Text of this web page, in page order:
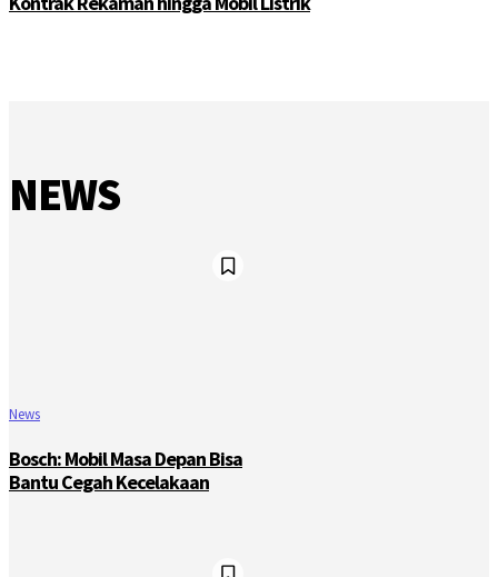
NEWS
News
Bosch: Mobil Masa Depan Bisa
Bantu Cegah Kecelakaan